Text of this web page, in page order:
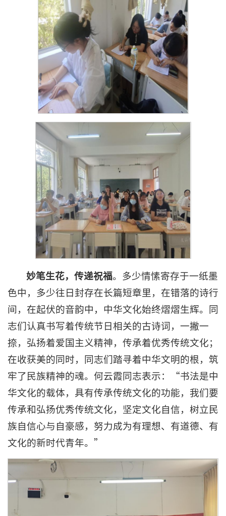
妙笔生花，传递祝福。多少情愫寄存于一纸墨
色中，多少往日封存在长篇短章里，在错落的诗行
间，在起伏的音韵中，中华文化始终熠熠生辉。同
志们认真书写着传统节日相关的古诗词，一撇一
捺，弘扬着爱国主义精神，传承着优秀传统文化；
在收获美的同时，同志们踏寻着中华文明的根，筑
牢了民族精神的魂。何云霞同志表示：“书法是中
华文化的载体，具有传承传统文化的功能，我们要
传承和弘扬优秀传统文化，坚定文化自信，树立民
族自信心与自豪感，努力成为有理想、有道德、有
文化的新时代青年。”